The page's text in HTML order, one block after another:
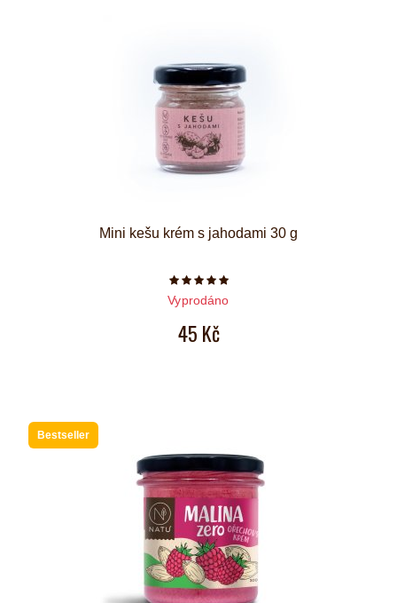
Mini kešu krém s jahodami 30 g
Počet hvězdiček je 5 z 5
Vyprodáno
45 Kč
Bestseller